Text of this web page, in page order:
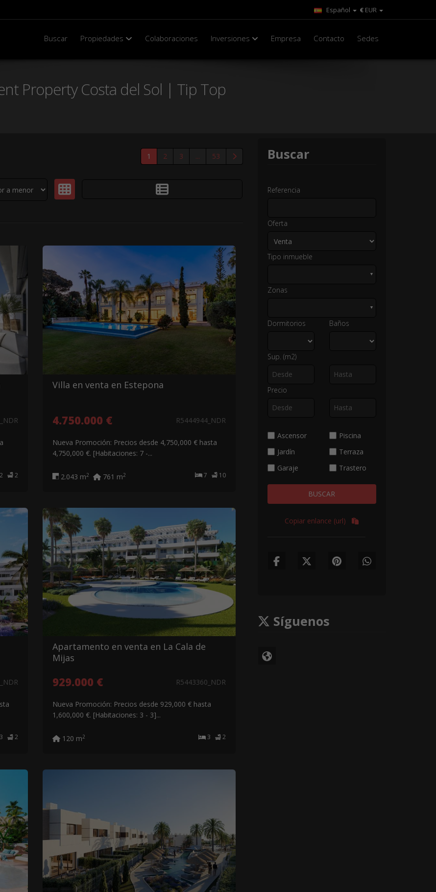
€ EUR
Español
Buscar Propiedades Colaboraciones Inversiones Empresa Contacto Sedes
Property Costa del Sol | Tip Top
1 2 3 ... 53
2
Villa en venta en Estepona
4.750.000 € R5444944_NDR
Nueva Promoción: Precios desde 4,750,000 € hasta
4,750,000 €. [Habitaciones: 7 -...
7 10
2.043 m2 761 m2
2
Apartamento en venta en La Cala de
Mijas
929.000 € R5443360_NDR
Nueva Promoción: Precios desde 929,000 € hasta
1,600,000 €. [Habitaciones: 3 - 3]...
3 2
120 m2
Buscar
Referencia
Oferta
Tipo inmueble
▼
Zonas
▼
Dormitorios Baños
Sup. (m2)
Precio
Ascensor
Piscina
Jardín
Terraza
Garaje
Trastero
BUSCAR
Copiar enlance (url)
Síguenos